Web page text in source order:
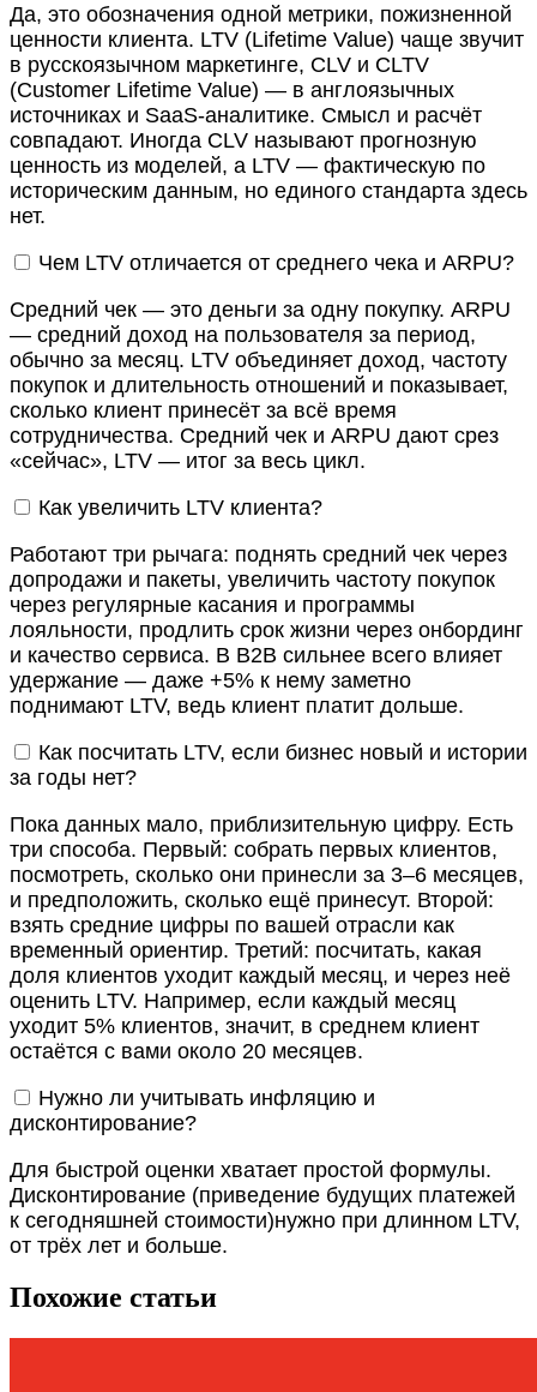
Да, это обозначения одной метрики, пожизненной
ценности клиента. LTV (Lifetime Value) чаще звучит
в русскоязычном маркетинге, CLV и CLTV
(Customer Lifetime Value) — в англоязычных
источниках и SaaS-аналитике. Смысл и расчёт
совпадают. Иногда CLV называют прогнозную
ценность из моделей, а LTV — фактическую по
историческим данным, но единого стандарта здесь
нет.
Чем LTV отличается от среднего чека и ARPU?
Средний чек — это деньги за одну покупку. ARPU
— средний доход на пользователя за период,
обычно за месяц. LTV объединяет доход, частоту
покупок и длительность отношений и показывает,
сколько клиент принесёт за всё время
сотрудничества. Средний чек и ARPU дают срез
«сейчас», LTV — итог за весь цикл.
Как увеличить LTV клиента?
Работают три рычага: поднять средний чек через
допродажи и пакеты, увеличить частоту покупок
через регулярные касания и программы
лояльности, продлить срок жизни через онбординг
и качество сервиса. В B2B сильнее всего влияет
удержание — даже +5% к нему заметно
поднимают LTV, ведь клиент платит дольше.
Как посчитать LTV, если бизнес новый и истории
за годы нет?
Пока данных мало, приблизительную цифру. Есть
три способа. Первый: собрать первых клиентов,
посмотреть, сколько они принесли за 3–6 месяцев,
и предположить, сколько ещё принесут. Второй:
взять средние цифры по вашей отрасли как
временный ориентир. Третий: посчитать, какая
доля клиентов уходит каждый месяц, и через неё
оценить LTV. Например, если каждый месяц
уходит 5% клиентов, значит, в среднем клиент
остаётся с вами около 20 месяцев.
Нужно ли учитывать инфляцию и
дисконтирование?
Для быстрой оценки хватает простой формулы.
Дисконтирование (приведение будущих платежей
к сегодняшней стоимости)нужно при длинном LTV,
от трёх лет и больше.
Похожие статьи